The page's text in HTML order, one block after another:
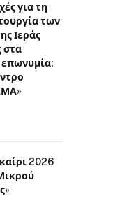
για τη
των
Ιεράς
στα
2026